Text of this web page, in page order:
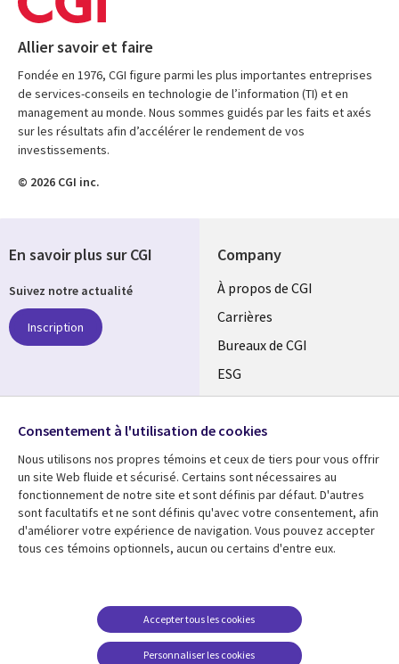
Allier savoir et faire
Fondée en 1976, CGI figure parmi les plus importantes entreprises
de services-conseils en technologie de l’information (TI) et en
management au monde. Nous sommes guidés par les faits et axés
sur les résultats afin d’accélérer le rendement de vos
investissements.
© 2026 CGI inc.
Company
Useful
links
CANADA
FR
À propos de CGI
Carrières
Bureaux de CGI
ESG
Alliances
Ressources
Library
CANADA
Articles
Communiqués
Support
Legal
FR
Restrictions et
Confidentialité
Accessibilité
En savoir plus sur CGI
Suivez notre actualité
Inscription
Media
CANADA
Consentement à l'utilisation de cookies
Nous utilisons nos propres témoins et ceux de tiers pour vous offrir
un site Web fluide et sécurisé. Certains sont nécessaires au
fonctionnement de notre site et sont définis par défaut. D'autres
sont facultatifs et ne sont définis qu'avec votre consentement, afin
d'améliorer votre expérience de navigation. Vous pouvez accepter
tous ces témoins optionnels, aucun ou certains d'entre eux.
Personnaliser les cookies
Accepter tous les cookies